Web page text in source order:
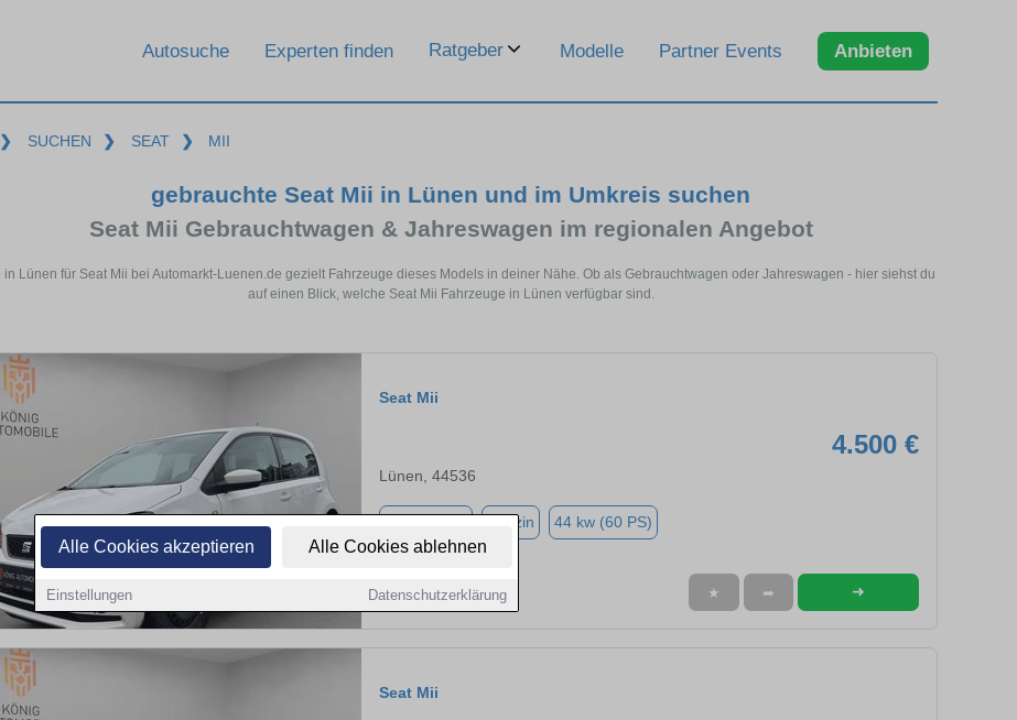
Alle Cookies akzeptieren Alle Cookies ablehnen
Einstellungen Datenschutzerklärung
Autosuche Experten finden Ratgeber Modelle Partner Events Anbieten
❯ SUCHEN ❯ SEAT ❯ MII
gebrauchte Seat Mii in Lünen und im Umkreis suchen
Seat Mii Gebrauchtwagen & Jahreswagen im regionalen Angebot
in Lünen für Seat Mii bei Automarkt-Luenen.de gezielt Fahrzeuge dieses Models in deiner Nähe. Ob als Gebrauchtwagen oder Jahreswagen - hier siehst du
auf einen Blick, welche Seat Mii Fahrzeuge in Lünen verfügbar sind.
Seat Mii
4.500 €
Lünen, 44536
Benzin 44 kw (60 PS)
★ ➦ ➜
Seat Mii